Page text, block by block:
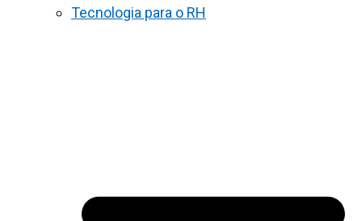
Tecnologia para o RH